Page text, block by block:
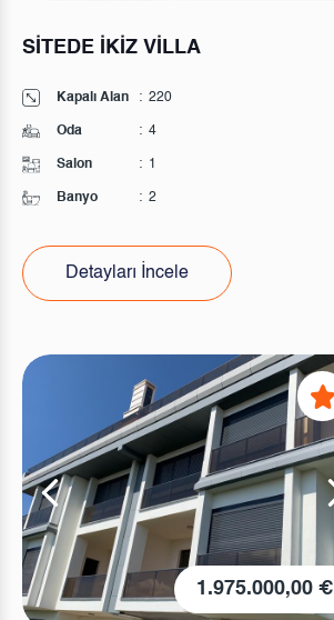
SİTEDE İKİZ VİLLA
Kapalı Alan : 220
Oda : 4
Salon : 1
Banyo : 2
Detayları İncele
1.975.000,00 €